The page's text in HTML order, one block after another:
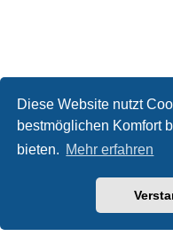
Diese Website nutzt
bestmöglichen Komfort
bieten. Mehr erfahren